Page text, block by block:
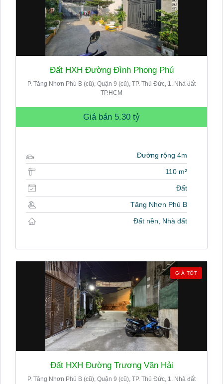
Đất HXH Đường Đình Phong Phú
P. Tăng Nhơn Phú B (cũ), Quận 9 (cũ), TP. Thủ Đức, 1. Nhà đất
TP.HCM
Giá bán 5.30 tỷ
Đường rộng 4m
110 m²
Đất
Tăng Nhơn Phú B
Đất nền, Nhà đất
GIÁ TỐT
Đất HXH Đường Trương Văn Hải
P. Tăng Nhơn Phú B (cũ), Quận 9 (cũ), TP. Thủ Đức, 1. Nhà đất